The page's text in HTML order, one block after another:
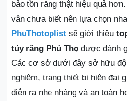
bảo tồn răng thật hiệu quả
vân chưa biết nên lựa chọn
PhuThotoplist sẽ giới thiệu
tủy răng Phú Thọ được đánh
Các cơ sở dưới đây sở hữu
nghiệm, trang thiết bị hiện đại
diễn ra nhẹ nhàng và an toàn